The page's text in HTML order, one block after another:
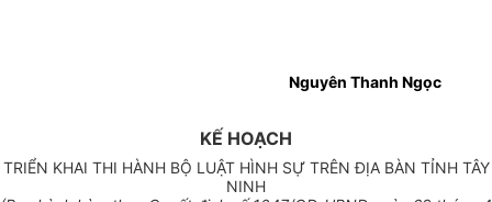
Nguyên Thanh Ngọc
KẾ HOẠCH
TRIỂN KHAI THI HÀNH BỘ LUẬT HÌNH SỰ TRÊN ĐỊA BÀN TỈNH TÂY
NINH